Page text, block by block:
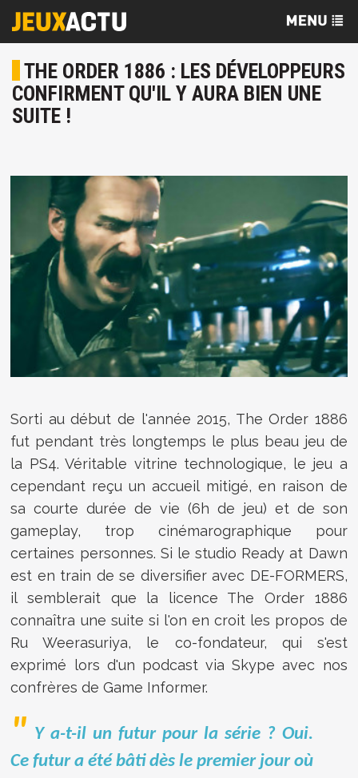
THE ORDER 1886 : LES DÉVELOPPEURS
CONFIRMENT QU'IL Y AURA BIEN UNE
SUITE !
Sorti au début de l'année 2015, The Order 1886
fut pendant très longtemps le plus beau jeu de
la PS4. Véritable vitrine technologique, le jeu a
cependant reçu un accueil mitigé, en raison de
sa courte durée de vie (6h de jeu) et de son
gameplay, trop cinémarographique pour
certaines personnes. Si le studio Ready at Dawn
est en train de se diversifier avec DE-FORMERS,
il semblerait que la licence The Order 1886
connaîtra une suite si l'on en croit les propos de
Ru Weerasuriya, le co-fondateur, qui s'est
exprimé lors d'un podcast via Skype avec nos
confrères de Game Informer.
Y a-t-il un futur pour la série ? Oui.
Ce futur a été bâti dès le premier jour où